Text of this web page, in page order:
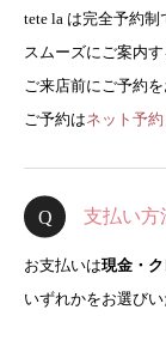
tete la は完全予約制
スムーズにご案内す
ご来店前にご予約を
ご予約はネット予約
支払い方
お支払いは現金・
いずれかをお選びい